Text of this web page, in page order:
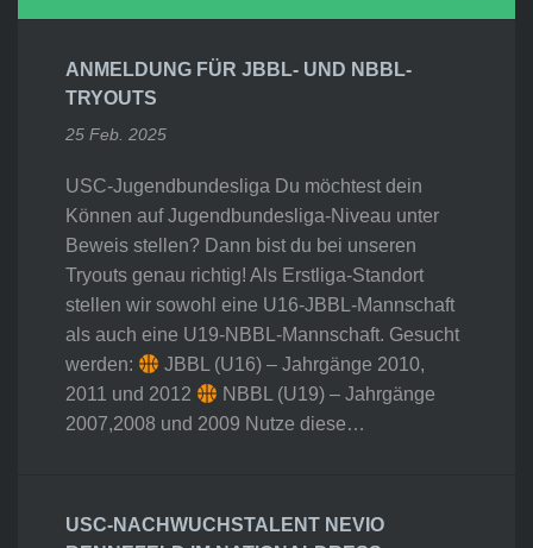
ANMELDUNG FÜR JBBL- UND NBBL-
TRYOUTS
25 Feb. 2025
USC-Jugendbundesliga Du möchtest dein
Können auf Jugendbundesliga-Niveau unter
Beweis stellen? Dann bist du bei unseren
Tryouts genau richtig! Als Erstliga-Standort
stellen wir sowohl eine U16-JBBL-Mannschaft
als auch eine U19-NBBL-Mannschaft. Gesucht
werden:
JBBL (U16) – Jahrgänge 2010,
2011 und 2012
NBBL (U19) – Jahrgänge
2007,2008 und 2009 Nutze diese…
USC-NACHWUCHSTALENT NEVIO